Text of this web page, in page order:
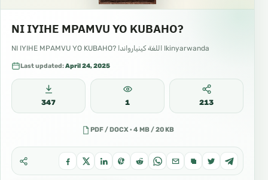
NI IYIHE MPAMVU YO KUBAHO?
NI IYIHE MPAMVU YO KUBAHO? اللغة كينيارواندا Ikinyarwanda
Last updated:April 24, 2025
347 1 213
PDF / DOCX · 4 MB / 20 KB